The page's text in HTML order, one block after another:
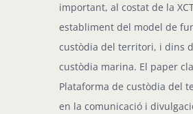
important, al costat de la
establiment del model de
custòdia del territori, i dins
custòdia marina. El paper
Plataforma de custòdia del
en la comunicació i